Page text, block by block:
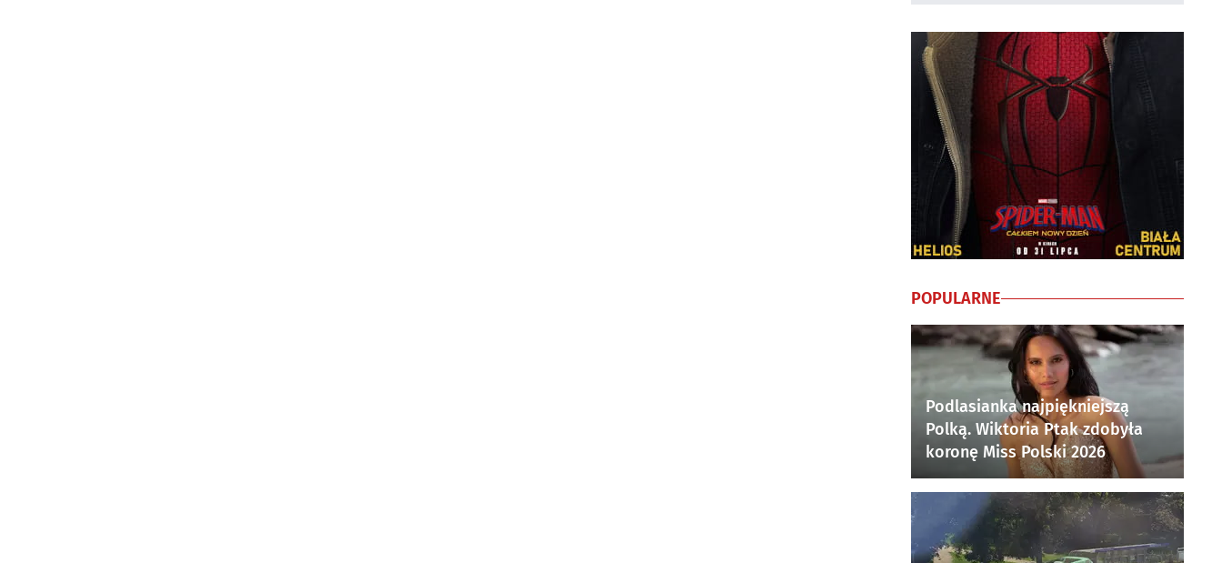
POPULARNE
Podlasianka najpiękniejszą
Polką. Wiktoria Ptak zdobyła
koronę Miss Polski 2026